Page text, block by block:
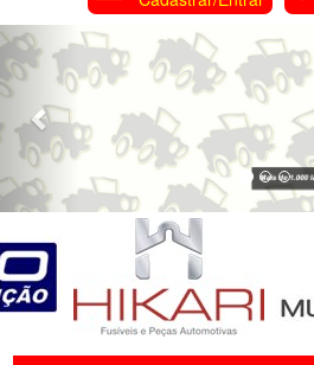
Previous